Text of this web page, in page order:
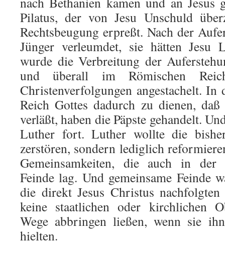
Pilatus, der von Jesu Unschuld
Rechtsbeugung erpreßt. Nach der
Jünger verleumdet, sie hätten Jesu
wurde die Verbreitung der
und überall im Römischen
Christenverfolgungen angestachelt. In
Reich Gottes dadurch zu dienen,
verläßt, haben die Päpste gehandelt.
Luther fort. Luther wollte die
zerstören, sondern lediglich
Gemeinsamkeiten, die auch in der
Feinde lag. Und gemeinsame Feinde
die direkt Jesus Christus
keine staatlichen oder kirchlichen
Wege abbringen ließen, wenn sie
hielten.